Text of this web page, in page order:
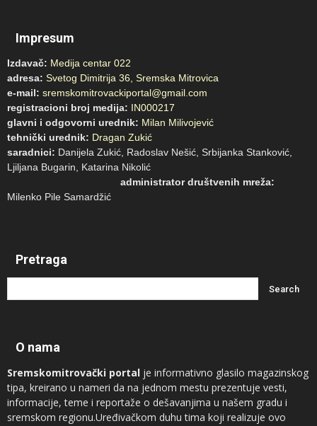
Impresum
Izdavač: Medija centar 022
adresa: Svetog Dimitrija 36, Sremska Mitrovica
e-mail: sremskomitrovackiportal@gmail.com
registracioni broj medija: IN000217
glavni i odgovorni urednik: Milan Milivojević
tehnički urednik: Dragan Zukić
saradnici: Danijela Zukić, Radoslav Nešić, Srbijanka Stanković,
Ljiljana Bugarin, Katarina Nikolić
administrator društvenih mreža:
Milenko Pile Samardžić
Pretraga
O nama
Sremskomitrovački portal je informativno glasilo magazinskog
tipa, kreirano u nameri da na jednom mestu prezentuje vesti,
informacije, teme i reportaže o dešavanjima u našem gradu i
sremskom regionu.Uređivačkom duhu tima koji realizuje ovo